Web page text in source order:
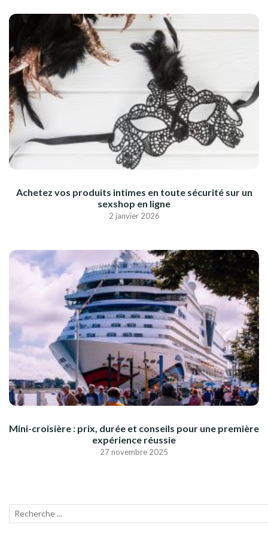
Achetez vos produits intimes en toute sécurité sur un
sexshop en ligne
2 janvier 2026
Mini-croisière : prix, durée et conseils pour une première
expérience réussie
27 novembre 2025
Recherche